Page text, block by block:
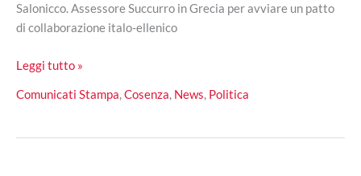
Salonicco. Assessore Succurro in Grecia per avviare un patto
di collaborazione italo-ellenico
Cosenza
Salonicco:
in
Leggi tutto »
Comunicati Stampa,Cosenza, News, Politica